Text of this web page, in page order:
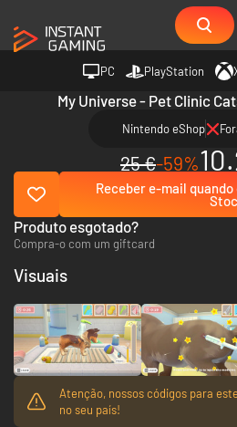
PC PlayStation
My Universe - Pet Clinic
Nintendo eShop
25 €-59%
Receber e-mail
Atenção, nossos códigos para
no seu país!
Produto esgotado?
Compra-o com um giftcard
Visuais